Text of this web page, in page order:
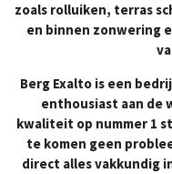
zoals rolluiken, terras
en binnen zonwering
Berg Exalto is een
enthousiast aan de
kwaliteit op nummer 1
te komen geen
direct alles vakkundig